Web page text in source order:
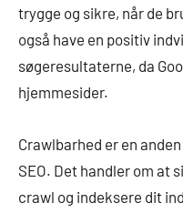
trygge og sikre, når de
også have en positiv
søgeresultaterne, da
hjemmesider.
Crawlbarhed er en
SEO. Det handler om at
crawl og indeksere dit